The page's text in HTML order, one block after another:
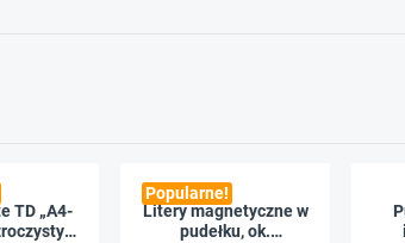
TD „A4-
Popularne!
Litery magnetyczne w
pudełku, ok.